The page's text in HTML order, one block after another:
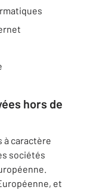
hors de
à caractère
sociétés
et